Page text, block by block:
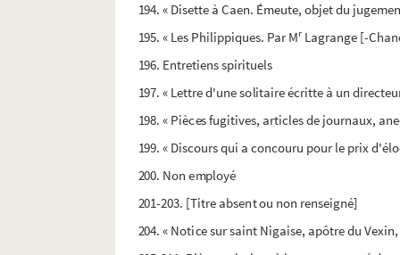
194. « Disette à Caen. Émeute, objet du
195. « Les Philippiques. Par Mr Lagrange [-
196. Entretiens spirituels
197. « Lettre d'une solitaire écritte à un
198. « Pièces fugitives, articles de journaux,
199. « Discours qui a concouru pour le prix
200. Non employé
201-203. [Titre absent ou non renseigné]
204. « Notice sur saint Nigaise, apôtre du